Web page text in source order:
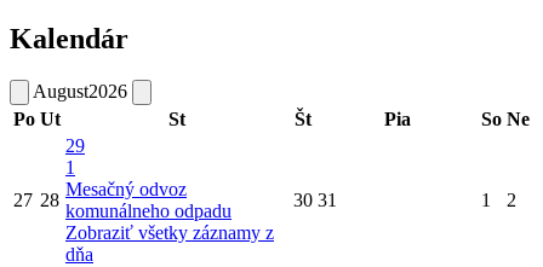
Kalendár
August2026
Po Ut St Št Pia So Ne
27 28
29
1
Mesačný odvoz
komunálneho odpadu
Zobraziť všetky záznamy z
dňa
30 31 1 2